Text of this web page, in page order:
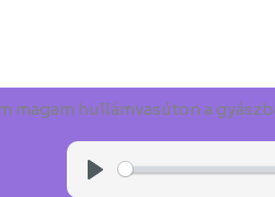
magam hullámvasúton a